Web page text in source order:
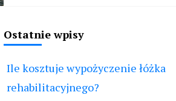
Ostatnie wpisy
Ile kosztuje wypożyczenie łóżka
rehabilitacyjnego?